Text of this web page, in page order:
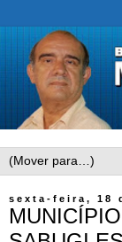
sexta-feira, 18